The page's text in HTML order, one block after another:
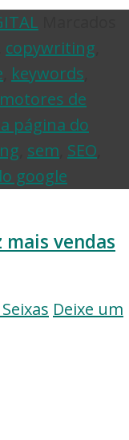
copywriting
keywords
motores de
página do
sem SEO
google
vendas
Deixe um